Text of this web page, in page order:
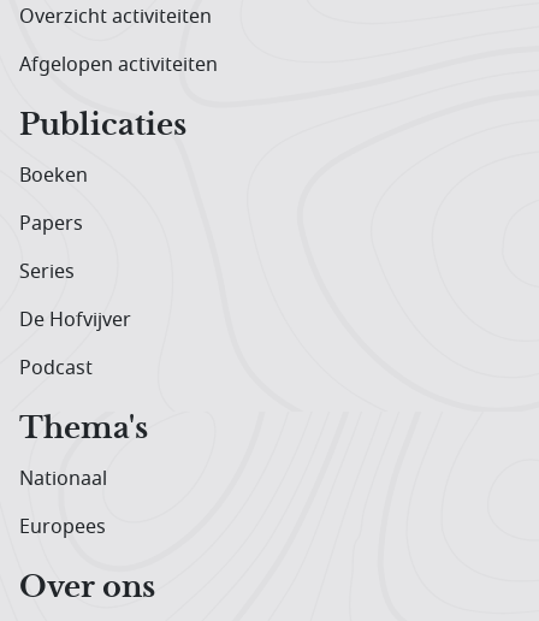
Overzicht activiteiten
Afgelopen activiteiten
Publicaties
Boeken
Papers
Series
De Hofvijver
Podcast
Thema's
Nationaal
Europees
Over ons